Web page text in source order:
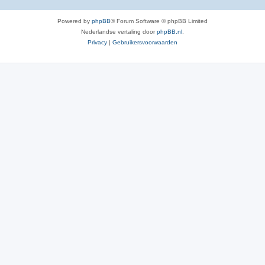
Powered by phpBB® Forum Software © phpBB Limited
Nederlandse vertaling doorphpBB.nl
Privacy | Gebruikersvoorwaarden